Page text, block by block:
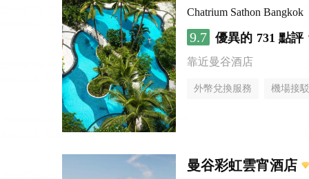
Chatrium Sathon Bangkok
9.7 優異的 731 點評
靠近曼谷酒店
外幣兌換服務 機場接
曼谷彩虹雲宵酒店